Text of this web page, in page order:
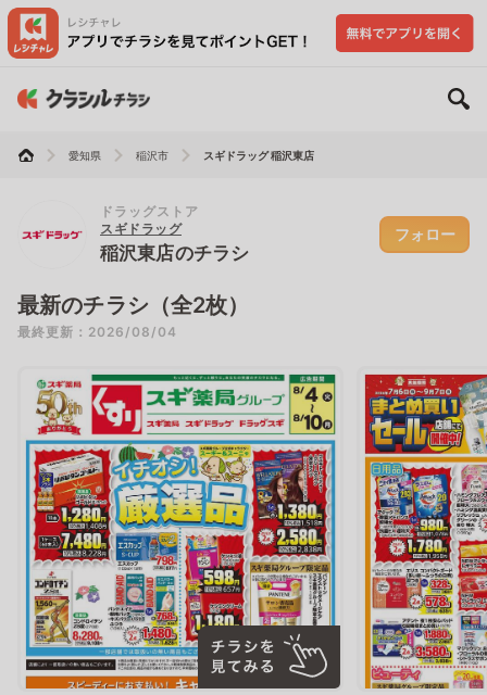
愛知県 稲沢市 スギドラッグ 稲沢東店
ドラッグストア
スギドラッグ
稲沢東店のチラシ
フォロー
最新のチラシ（全2枚）
最終更新：2026/08/04